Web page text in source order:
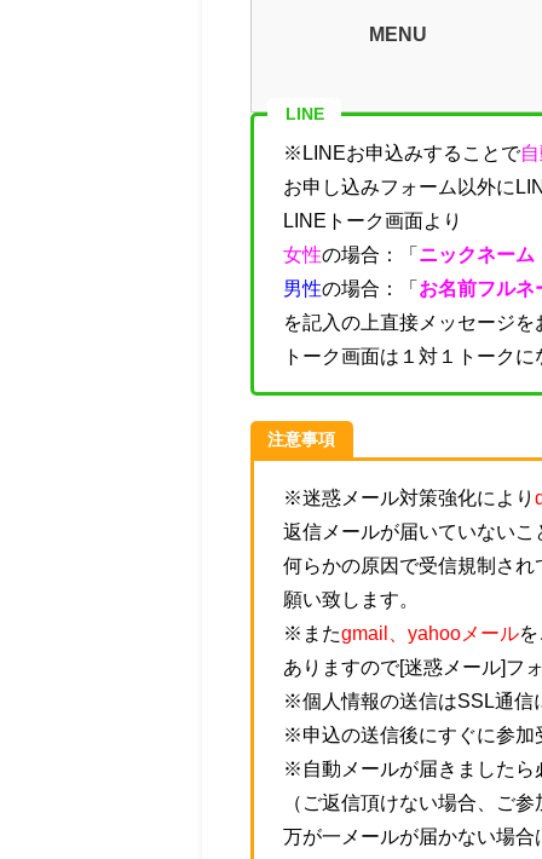
MENU
LINE
※LINEお申込みすることで
お申し込みフォーム以外に
LINEトーク画面より
女性の場合：「 ニックネーム
男性の場合：「 お名前フルネ
を記入の上直接メッセージ
トーク画面は１対１トーク
注意事項
※迷惑メール対策強化により
返信メールが届いていない
何らかの原因で受信規制さ
願い致します。
※またgmail、yahooメール
ありますので[迷惑メール]フ
※個人情報の送信はSSL通信
※申込の送信後にすぐに参加
※自動メールが届きましたら
（ご返信頂けない場合、ご
万が一メールが届かない場